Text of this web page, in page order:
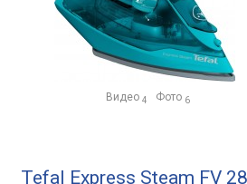
Видео 4 Фото 6
Tefal Express Steam FV